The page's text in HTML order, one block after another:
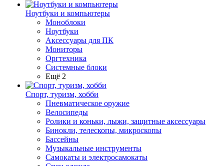
Ноутбуки и компьютеры
Моноблоки
Ноутбуки
Аксессуары для ПК
Мониторы
Оргтехника
Системные блоки
Ещё 2
Спорт, туризм, хобби
Пневматическое оружие
Велосипеды
Ролики и коньки, лыжи, защитные аксессуары
Бинокли, телескопы, микроскопы
Бассейны
Музыкальные инструменты
Самокаты и электросамокаты